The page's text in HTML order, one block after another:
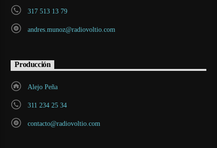
317 513 13 79
andres.munoz@radiovoltio.com
Producción
Alejo Peña
311 234 25 34
contacto@radiovoltio.com